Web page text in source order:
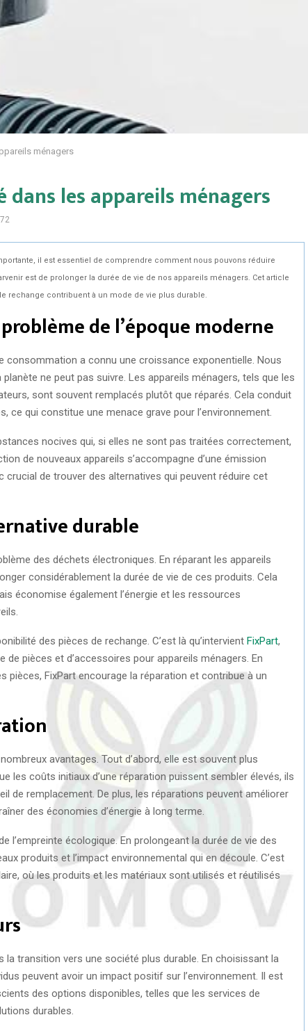
ménagers
les appareils ménagers
il est essentiel de comprendre comment nous pouvons réduire
est de prolonger la durée de vie de nos appareils ménagers. Cet article
rechange contribuent à un mode de vie plus durable.
de l’époque moderne
consommation a connu une croissance exponentielle. Nous
ne peut pas suivre. Les appareils ménagers, tels que les
sont souvent remplacés plutôt que réparés. Cela conduit
ce qui constitue une menace grave pour l’environnement.
nocives qui, si elles ne sont pas traitées correctement,
de nouveaux appareils s’accompagne d’une émission
de trouver des alternatives qui peuvent réduire cet
durable
des déchets électroniques. En réparant les appareils
considérablement la durée de vie de ces produits. Cela
économise également l’énergie et les ressources
des pièces de rechange. C’est là qu’intervient FixPart,
pièces et d’accessoires pour appareils ménagers. En
FixPart encourage la réparation et contribue à un
avantages. Tout d’abord, elle est souvent plus
les coûts initiaux d’une réparation puissent sembler élevés, ils
de remplacement. De plus, les réparations peuvent améliorer
des économies d’énergie à long terme.
l’empreinte écologique. En prolongeant la durée de vie des
produits et l’impact environnemental qui en découle. C’est
où les produits et les matériaux sont utilisés et réutilisés
transition vers une société plus durable. En choisissant la
peuvent avoir un impact positif sur l’environnement. Il est
des options disponibles, telles que les services de
durables.